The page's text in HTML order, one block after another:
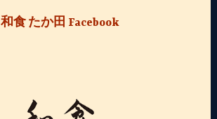
和食 たか田 Facebook